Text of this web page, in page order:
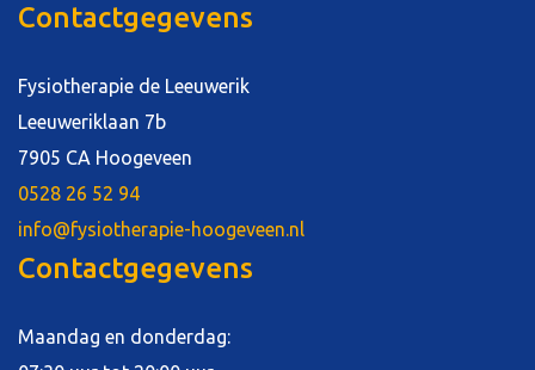
Contactgegevens
Fysiotherapie de Leeuwerik
Leeuweriklaan 7b
7905 CA Hoogeveen
0528 26 52 94
info@fysiotherapie-hoogeveen.nl
Contactgegevens
Maandag en donderdag: